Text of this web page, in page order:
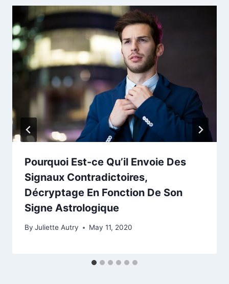
Pourquoi Est-ce Qu’il Envoie Des
Signaux Contradictoires,
Décryptage En Fonction De Son
Signe Astrologique
By Juliette Autry May 11, 2020